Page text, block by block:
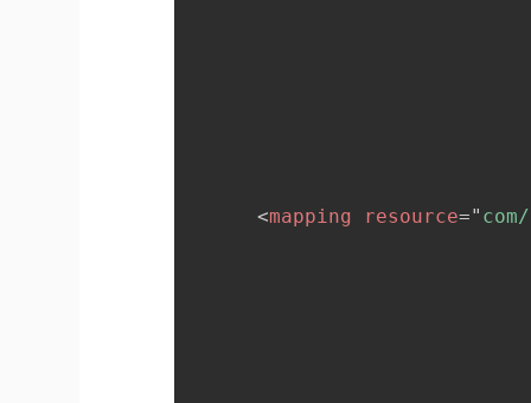
<mapping resource="